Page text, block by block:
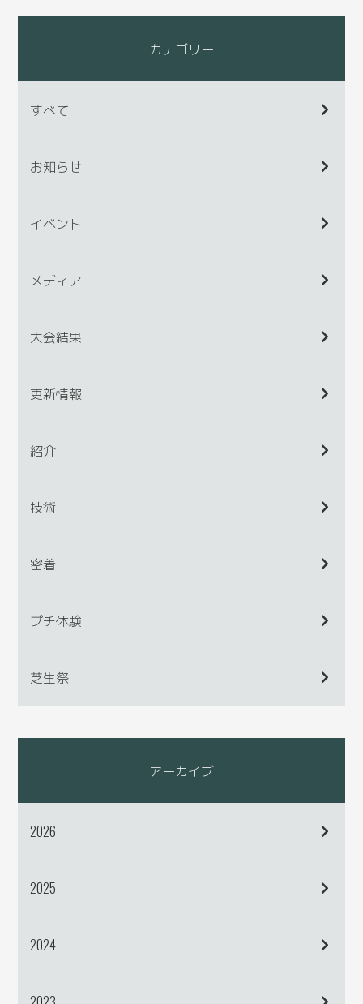
カテゴリー
すべて
お知らせ
イベント
メディア
大会結果
更新情報
紹介
技術
密着
プチ体験
芝生祭
アーカイブ
2026
2025
2024